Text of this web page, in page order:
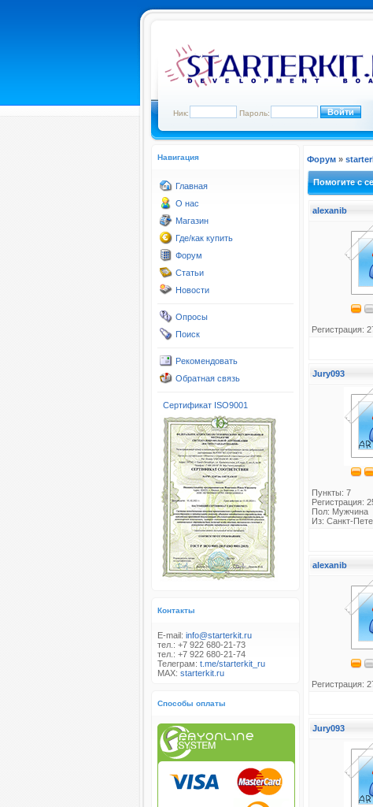
Ник: Пароль:
Навигация
Главная
О нас
Магазин
Где/как купить
Форум
Статьи
Новости
Опросы
Поиск
Рекомендовать
Обратная связь
Сертификат ISO9001
Контакты
E-mail: info@starterkit.ru
тел.: +7 922 680-21-73
тел.: +7 922 680-21-74
Телеграм: t.me/starterkit_ru
MAX: starterkit.ru
Способы оплаты
Форум »
Помогите с
alexanib
Регистрация:
Jury093
Пункты: 7
Регистрация:
Пол: Мужчина
Из: Санкт-
alexanib
Регистрация:
Jury093